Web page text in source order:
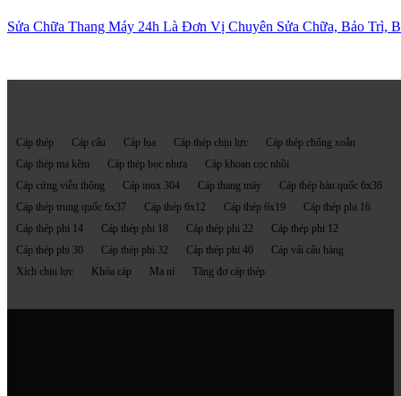
Sửa Chữa Thang Máy 24h Là Đơn Vị Chuyên Sửa Chữa, Bảo
Cáp thép Cáp cẩu Cáp lụa Cáp thép chịu lực
Cáp thép chống xoắn
Cáp thép mạ kẽm
Cáp thép bọc nhựa
Cáp khoan cọc nhồi
Cáp cứng viễn thông
Cáp inox 304 Cáp thang máy
Cáp thép hàn quốc 6x36
Cáp thép trung quốc 6x37
Cáp thép 6x12 Cáp thép 6x19
Cáp thép phi 16
Cáp thép phi 14
Cáp thép phi 18 Cáp thép phi 22
Cáp thép phi 12
Cáp thép phi 30
Cáp thép phi 32 Cáp thép phi 40
Cáp vải cẩu hàng
Xích chịu lực
Khóa cáp Ma ní Tăng đơ cáp thép